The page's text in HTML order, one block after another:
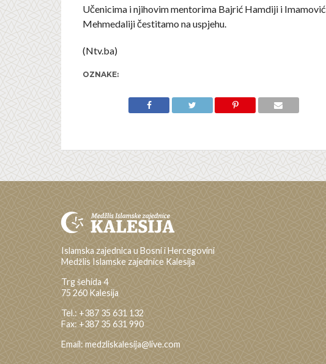
Učenicima i njihovim mentorima Bajrić Hamdiji i Imamović
Mehmedaliji čestitamo na uspjehu.
(Ntv.ba)
OZNAKE:
Islamska zajednica u Bosni i Hercegovini
Medžlis Islamske zajednice Kalesija
Trg šehida 4
75 260 Kalesija
Tel.: +387 35 631 132
Fax: +387 35 631 990
Email: medzliskalesija@live.com